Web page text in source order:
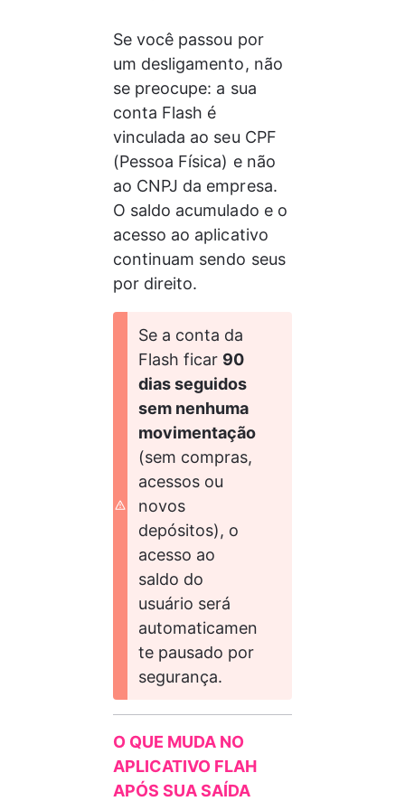
Se você passou por
um desligamento, não
se preocupe: a sua
conta Flash é
vinculada ao seu CPF
(Pessoa Física) e não
ao CNPJ da empresa.
O saldo acumulado e o
acesso ao aplicativo
continuam sendo seus
por direito.
Se a conta da
Flash ficar 90
dias seguidos
sem nenhuma
movimentação
(sem compras,
acessos ou
novos
depósitos), o
acesso ao
saldo do
usuário será
automaticamen
te pausado por
segurança.
O QUE MUDA NO
APLICATIVO FLAH
APÓS SUA SAÍDA